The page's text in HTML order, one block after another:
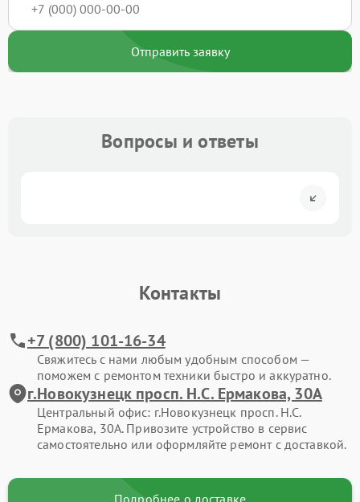
Отправить заявку
Вопросы и ответы
Контакты
+7 (800) 101-16-34
Свяжитесь с нами любым удобным способом —
поможем с ремонтом техники быстро и аккуратно.
г.Новокузнецк просп. Н.С. Ермакова, 30А
Центральный офис: г.Новокузнецк просп. Н.С.
Ермакова, 30А. Привозите устройство в сервис
самостоятельно или оформляйте ремонт с доставкой.
Подробнее о доставке